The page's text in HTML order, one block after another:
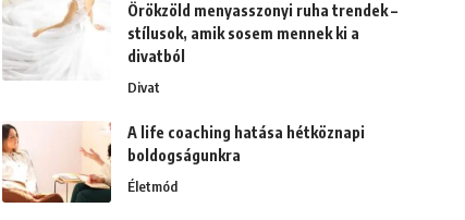
Örökzöld menyasszonyi ruha trendek –
stílusok, amik sosem mennek ki a
divatból
Divat
A life coaching hatása hétköznapi
boldogságunkra
Életmód